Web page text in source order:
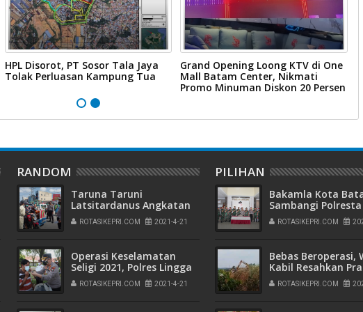
HPL Disorot, PT Sosor Tala Jaya
Tolak Perluasan Kampung Tua
Grand Opening Loong KTV di One
Mall Batam Center, Nikmati
Promo Minuman Diskon 20 Persen
RANDOM
Taruna Taruni
Latsitardanus Angkatan
41 Gelar Ops Keselamatan
Toba 2021
ROTASIKEPRI.COM 2021-4-21
Operasi Keselamatan
Seligi 2021, Polres Lingga
Bagikan Masker Kepada
Masyarakat
ROTASIKEPRI.COM 2021-4-21
PILIHAN
Bakamla Kota
Sambangi Polresta
Barelang, Rayakan
Peringatan Hari
ROTASIKEPRI.COM
Bebas Beroperasi,
Kabil Resahkan
Jual Beli Tanah
Ilegal di Wilayah
ROTASIKEPRI.COM